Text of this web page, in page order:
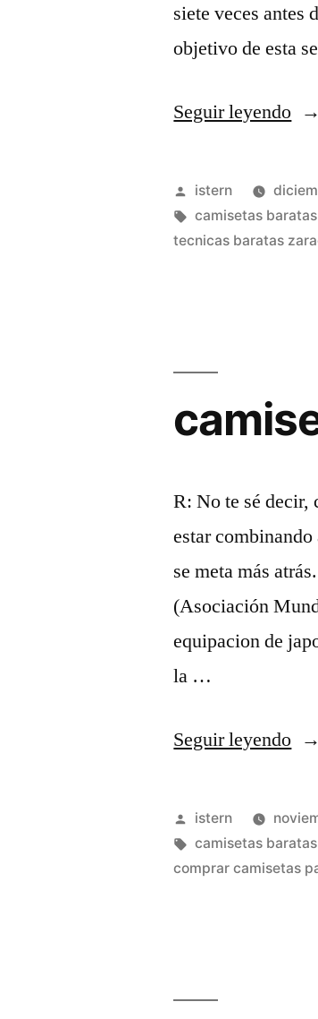
siete veces
objetivo de esta
Seguir leyendo
real
Publicado
por
istern
Etiquetas:
camisetas
tecnicas baratas
R: No te sé decir,
estar
se meta más
(Asociación
equipacion de
la …
Seguir leyendo
Publicado
por
istern
Etiquetas:
camisetas
comprar camisetas